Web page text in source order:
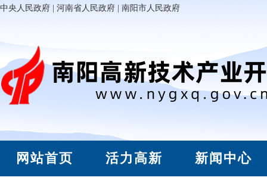
中央人民政府 河南省人民政府 南阳市人民政府
网站首页 活力高新 新闻中心